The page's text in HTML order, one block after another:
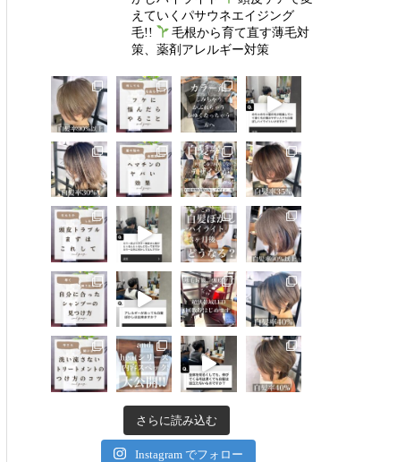
えていくパサウネエイジング
毛!!
毛根から育て直す薄毛対
策、薬剤アレルギー対策
さらに読み込む
Instagram でフォロー